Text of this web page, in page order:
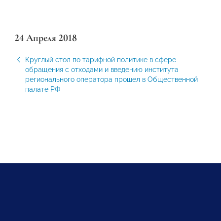
24 Апреля 2018
Круглый стол по тарифной политике в сфере
обращения с отходами и введению института
регионального оператора прошел в Общественной
палате РФ